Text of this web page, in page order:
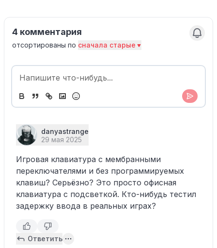
4 комментария
отсортированы по сначала старые
danyastrange
29 мая 2025
Игровая клавиатура с мембранными
переключателями и без программируемых
клавиш? Серьёзно? Это просто офисная
клавиатура с подсветкой. Кто-нибудь тестил
задержку ввода в реальных играх?
Ответить